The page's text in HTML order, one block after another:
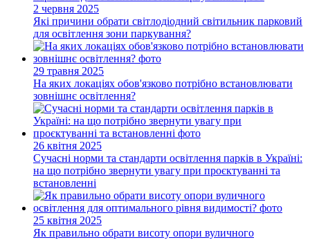
2 червня 2025
Які причини обрати світлодіодний світильник парковий
для освітлення зони паркування?
29 травня 2025
На яких локаціях обов'язково потрібно встановлювати
зовнішнє освітлення?
26 квітня 2025
Сучасні норми та стандарти освітлення парків в Україні:
на що потрібно звернути увагу при проєктуванні та
встановленні
25 квітня 2025
Як правильно обрати висоту опори вуличного